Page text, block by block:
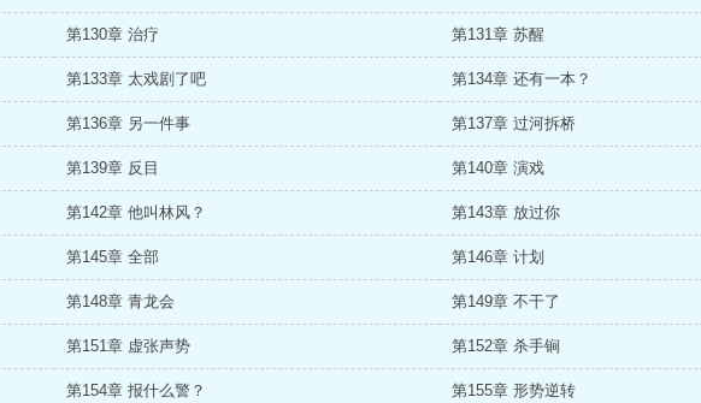
第130章 治疗 第131章 苏醒
第133章 太戏剧了吧 第134章 还有一本？
第136章 另一件事 第137章 过河拆桥
第139章 反目 第140章 演戏
第142章 他叫林风？ 第143章 放过你
第145章 全部 第146章 计划
第148章 青龙会 第149章 不干了
第151章 虚张声势 第152章 杀手锏
第154章 报什么警？ 第155章 形势逆转